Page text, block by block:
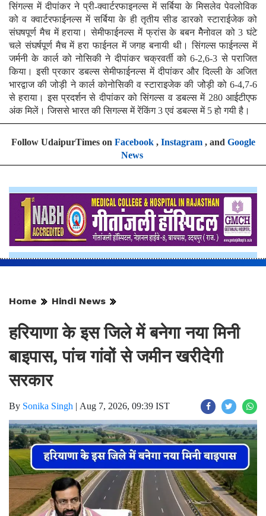
सिंगल्स में दीपांकर ने प्री-क्वार्टरफाइनल्स में सर्बिया के मिसलेव पेवलोविक
को व क्वार्टरफाईनल्स में सर्बिया के ही तृतीय सीड डारको स्टाराईजेक को
संघषपूर्ण मैच में हराया। सेमीफाईनल्स में फ्रांस के बबन मेैनोवल को 3 घंटे
चले संघर्षपूर्ण मैच में हरा फाईनल में जगह बनायी थी। सिंगल्स फाईनल्स में
जर्मनी के कार्ल को नोसिकी ने दीपांकर चक्रवर्ती को 6-2,6-3 से पराजित
किया। इसी प्रकार डबल्स सेमीफाईनल्स में दीपांकर और दिल्ली के अजित
भारद्वाज की जोड़ी ने कार्ल कोनोसिकी व स्टाराइजेक की जोेड़ी को 6-4,7-6
से हराया। इस प्रदर्शन से दीपांकर को सिंगल्स व डबल्स में 280 आईटीएफ
अंक मिलें। जिससे भारत की सिगल्स में रेंकिंग 3 एवं डबल्स में 5 हो गयी है।
Follow UdaipurTimes on Facebook, Instagram, and Google
News
Home Hindi News
हरियाणा के इस जिले में बनेगा नया मिनी
बाइपास, पांच गांवों से जमीन खरीदेगी
सरकार
By Sonika Singh | Aug 7, 2026, 09:39 IST